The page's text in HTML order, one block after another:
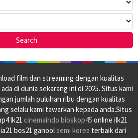
film dan streaming dengan kualitas
di dunia sekarang ini di 2025. Situs kami
jumlah puluhan ribu dengan kualitas
selalu kami tawarkan kepada anda.Situs
lk21 cinemaindo bioskop45 online ilk21
bos21 ganoolsemi korea terbaik dari